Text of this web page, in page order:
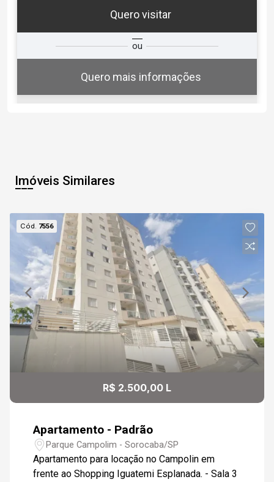
Quero visitar
ou
Quero mais informações
Qual o melhor dia e horário para
você?
07
08
Aug/Sat
09
Aug/Sun
10
16:00
16:30
17:00
17:30
18:00
Continuar
Imóveis Similares
Cód. 7556
R$ 2.500,00 L
Apartamento - Padrão
Parque Campolim - Sorocaba/SP
Apartamento para locação no Campolin em
frente ao Shopping Iguatemi Esplanada. - Sala 3